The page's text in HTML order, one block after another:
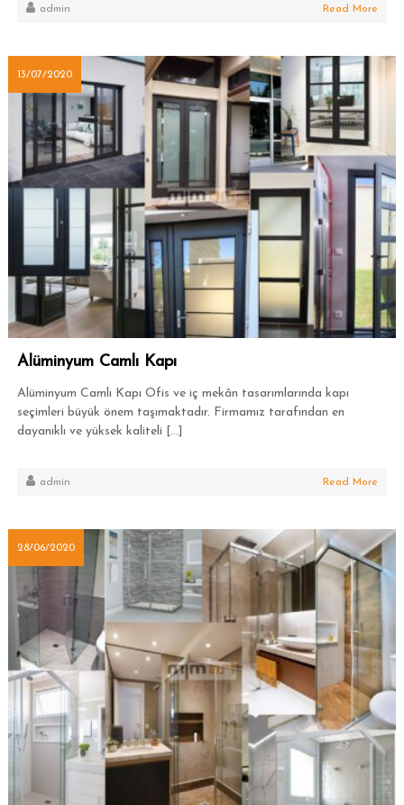
admin Read More
13/07/2020
Alüminyum Camlı Kapı
Alüminyum Camlı Kapı Ofis ve iç mekân tasarımlarında kapı
seçimleri büyük önem taşımaktadır. Firmamız tarafından en
dayanıklı ve yüksek kaliteli […]
admin Read More
28/06/2020